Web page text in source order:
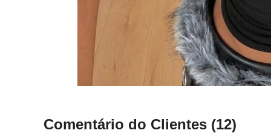
Comentário do Clientes (12)